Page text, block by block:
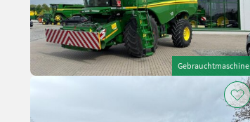
Gebrauchtmaschine